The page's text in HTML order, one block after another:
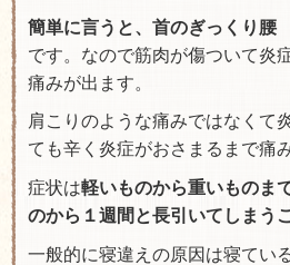
簡単に言うと、首のぎっくり腰
です。なので筋肉が傷ついて炎
痛みが出ます。
肩こりのような痛みではなくて
ても辛く炎症がおさまるまで痛
症状は軽いものから重いものま
のから１週間と長引いてしまう
一般的に寝違えの原因は寝てい